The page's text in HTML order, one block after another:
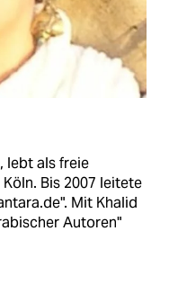
lebt als freie
Bis 2007 leitete
Mit Khalid
Autoren"